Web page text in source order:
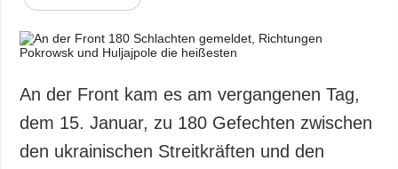
An der Front kam es am vergangenen Tag,
dem 15. Januar, zu 180 Gefechten zwischen
den ukrainischen Streitkräften und den